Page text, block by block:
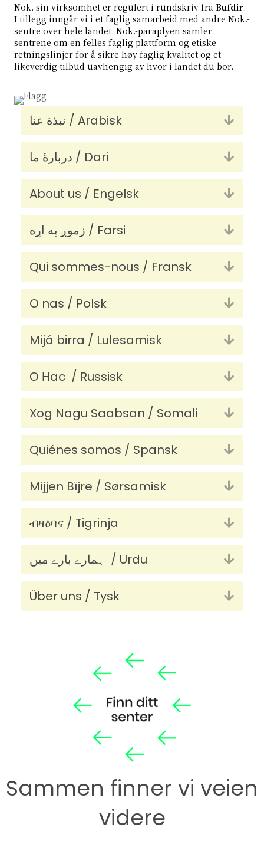
Nok. sin virksomhet er regulert i rundskriv fra Bufdir.
I tillegg inngår vi i et faglig samarbeid med andre Nok.-
sentre over hele landet. Nok.-paraplyen samler
sentrene om en felles faglig plattform og etiske
retningslinjer for å sikre høy faglig kvalitet og et
likeverdig tilbud uavhengig av hvor i landet du bor.
نبذة عنا / Arabisk
دربارۀ ما / Dari
About us / Engelsk
زموږ په اړه / Farsi
Qui sommes-nous / Fransk
O nas / Polsk
Mijá birra / Lulesamisk
О Нac / Russisk
Xog Nagu Saabsan / Somali
Quiénes somos / Spansk
Mijjen Bïjre / Sørsamisk
ብዛዕባና / Tigrinja
ہمارے بارے میں / Urdu
Über uns / Tysk
Sammen finner vi veien
videre